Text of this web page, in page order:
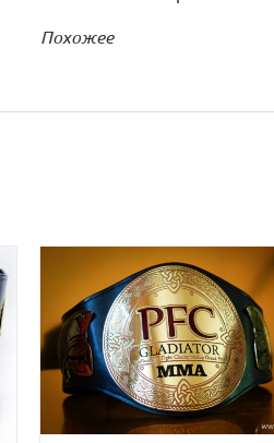
Похожее
ДЕТАЛИ